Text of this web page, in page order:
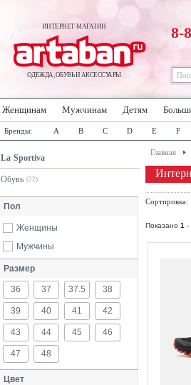
ИНТЕРНЕТ-МАГАЗИН
ОДЕЖДА, ОБУВЬ И АКСЕССУАРЫ
8-
Женщинам Мужчинам Детям
Бренды: A B C D E F
La Sportiva
Обувь (22)
Пол
Женщины
Мужчины
Размер
36 37 37.5 38
39 40 41 42
43 44 45 46
47 48
Цвет
Главная
Показано 1 -